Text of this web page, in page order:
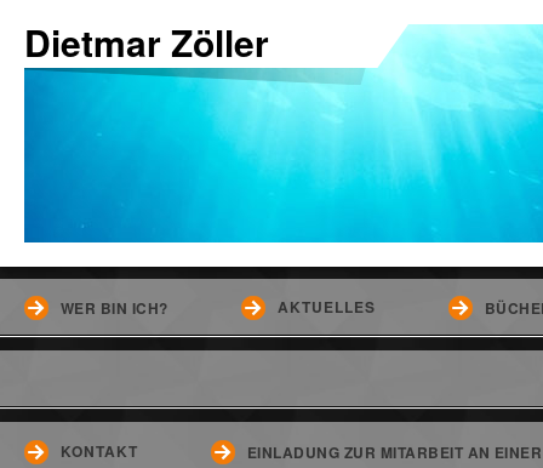
Dietmar Zöller
WER BIN ICH? AKTUELLES
KONTAKT EINLADUNG ZUR MITARBEIT AN